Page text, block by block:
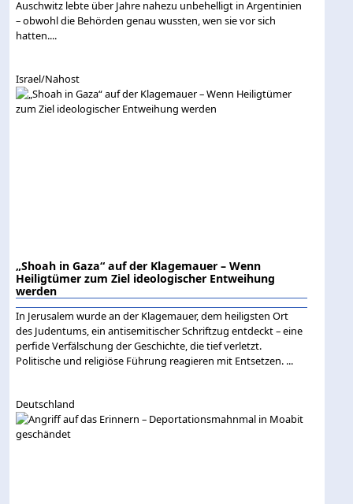
Auschwitz lebte über Jahre nahezu unbehelligt in Argentinien
– obwohl die Behörden genau wussten, wen sie vor sich
hatten....
Israel/Nahost
„Shoah in Gaza“ auf der Klagemauer – Wenn
Heiligtümer zum Ziel ideologischer Entweihung
werden
In Jerusalem wurde an der Klagemauer, dem heiligsten Ort
des Judentums, ein antisemitischer Schriftzug entdeckt – eine
perfide Verfälschung der Geschichte, die tief verletzt.
Politische und religiöse Führung reagieren mit Entsetzen. ...
Deutschland